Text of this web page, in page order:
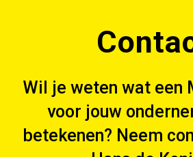
Wil je weten wat een
voor jouw
betekenen? Neem